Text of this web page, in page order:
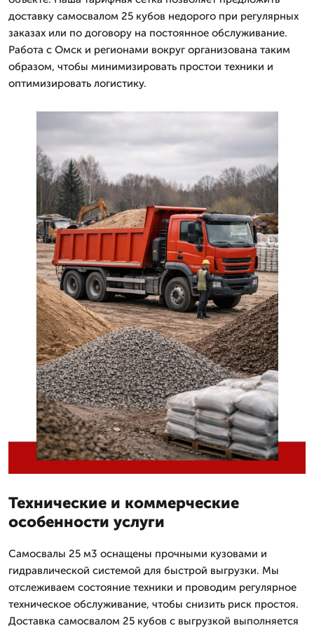
доставку самосвалом 25 кубов недорого при регулярных
заказах или по договору на постоянное обслуживание.
Работа с Омск и регионами вокруг организована таким
образом, чтобы минимизировать простои техники и
оптимизировать логистику.
Технические и коммерческие
особенности услуги
Самосвалы 25 м3 оснащены прочными кузовами и
гидравлической системой для быстрой выгрузки. Мы
отслеживаем состояние техники и проводим регулярное
техническое обслуживание, чтобы снизить риск простоя.
Доставка самосвалом 25 кубов с выгрузкой выполняется